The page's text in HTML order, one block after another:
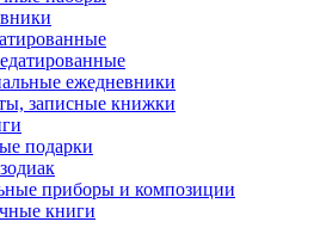
ежедневники
записные книжки
подарки
приборы и композиции
книги